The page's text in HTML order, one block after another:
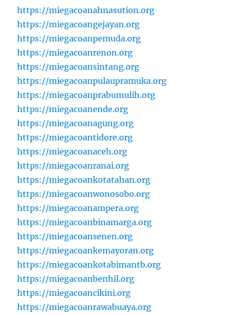
https://miegacoanahnasution.org
https://miegacoangejayan.org
https://miegacoanpemuda.org
https://miegacoanrenon.org
https://miegacoansintang.org
https://miegacoanpulaupramuka.org
https://miegacoanprabumulih.org
https://miegacoanende.org
https://miegacoanagung.org
https://miegacoantidore.org
https://miegacoanaceh.org
https://miegacoanranai.org
https://miegacoankotatahan.org
https://miegacoanwonosobo.org
https://miegacoanampera.org
https://miegacoanbinamarga.org
https://miegacoansenen.org
https://miegacoankemayoran.org
https://miegacoankotabimantb.org
https://miegacoanbenhil.org
https://miegacoancikini.org
https://miegacoanrawabuaya.org